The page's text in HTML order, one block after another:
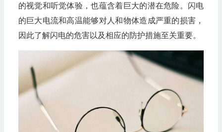
的视觉和听觉体验，也蕴含着巨大的潜在危险。闪电
的巨大电流和高温能够对人和物体造成严重的损害，
因此了解闪电的危害以及相应的防护措施至关重要。